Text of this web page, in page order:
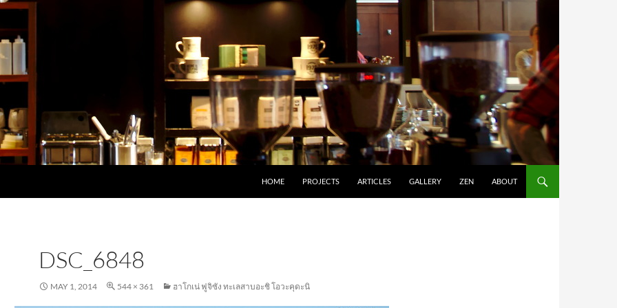
HOME PROJECTS ARTICLES GALLERY ZEN ABOUT
DSC_6848
MAY 1, 2014 544 × 361 ฮาโกเน่ ฟูจิซัง ทะเลสาบอะชิ โอวะคุดะนิ